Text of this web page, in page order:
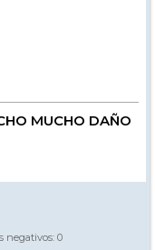
MUCHO DAÑO
negativos: 0